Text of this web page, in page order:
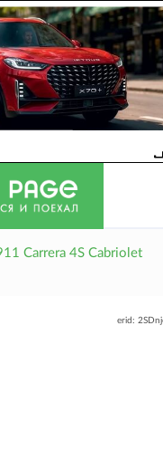
Carrera 4S Cabriolet
erid: